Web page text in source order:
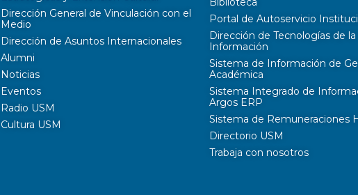
Dirección General de Vinculación con el
Medio
Dirección de Asuntos Internacionales
Alumni
Noticias
Eventos
Radio USM
Cultura USM
Portal de Autoservicio
Dirección de Tecnologías de la
Información
Sistema de Información de
Académica
Sistema Integrado de
Argos ERP
Sistema de Remuneraciones
Directorio USM
Trabaja con nosotros